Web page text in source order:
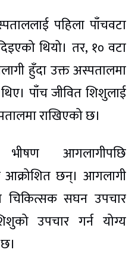
पहिला पाँचवटा
थियो। तर, १० वटा
हुँदा उक्त अस्पतालमा
पाँच जीवित शिशुलाई
राखिएको छ।
आगलागीपछि
आक्रोशित छन्। आगलागी
चिकित्सक सघन उपचार
उपचार गर्न योग्य